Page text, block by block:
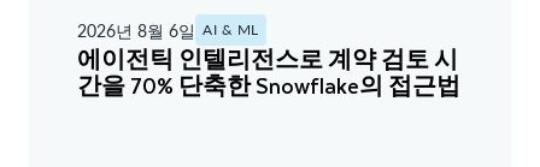
2026년 8월 6일 AI & ML
에이전틱 인텔리전스로 계약 검토 시
간을 70% 단축한 Snowflake의 접근법